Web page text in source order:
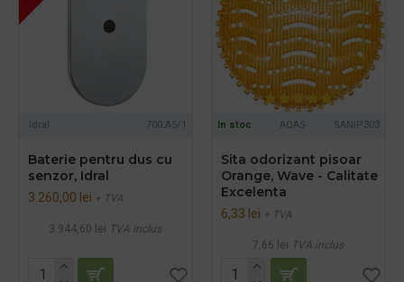
Idral 700.A5/1
Baterie pentru dus cu
senzor, Idral
3.260,00 lei + TVA
3.944,60 lei TVA inclus
In stoc AQAS SANIP303
Sita odorizant pisoar
Orange, Wave - Calitate
Excelenta
6,33 lei + TVA
7,66 lei TVA inclus